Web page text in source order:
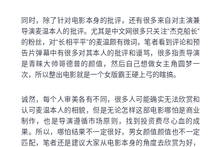
同时，除了针对电影本身的批评，还有很多来自对主演兼
导演麦温本人的批评。尤其是中文网很多只关注“杰克船长”
的粉丝，对“长相平平”的麦温颇有微词，笔者看到评论和预
告片弹幕中有很多对其本人的批评和谩骂，很多指责导演
是青睐大帅哥德普的颜值，然后自己想做女主角圆梦一
次，所以整出电影就是一个女版霸王硬上弓的瞎搞。
诚然，每个人审美各有不同，很多人可能确实无法欣赏和
认可麦温本人的相貌，但是无论怎样这部电影哪怕是商业
制作，也是导演遵循市场原则，找到投资费尽心血的成
果。所以，哪怕结果不一定很好，男女颜值颜值也不一定
匹配，笔者还是建议大家从电影本身的角度去欣赏为好，